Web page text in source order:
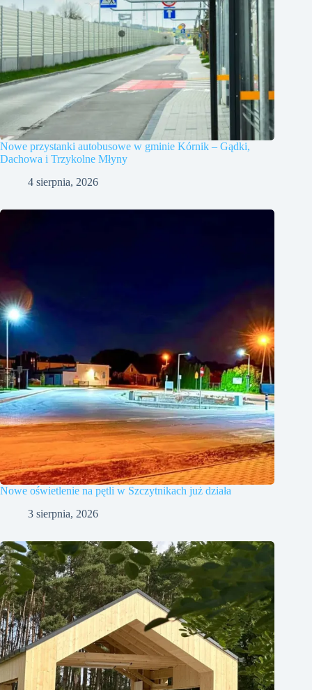
Nowe przystanki autobusowe w gminie Kórnik – Gądki,
Dachowa i Trzykolne Młyny
4 sierpnia, 2026
Nowe oświetlenie na pętli w Szczytnikach już działa
3 sierpnia, 2026